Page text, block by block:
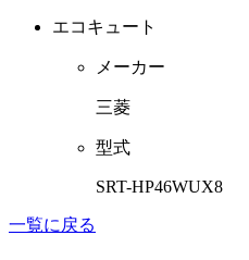
エコキュート
メーカー
三菱
型式
SRT-HP46WUX8
一覧に戻る